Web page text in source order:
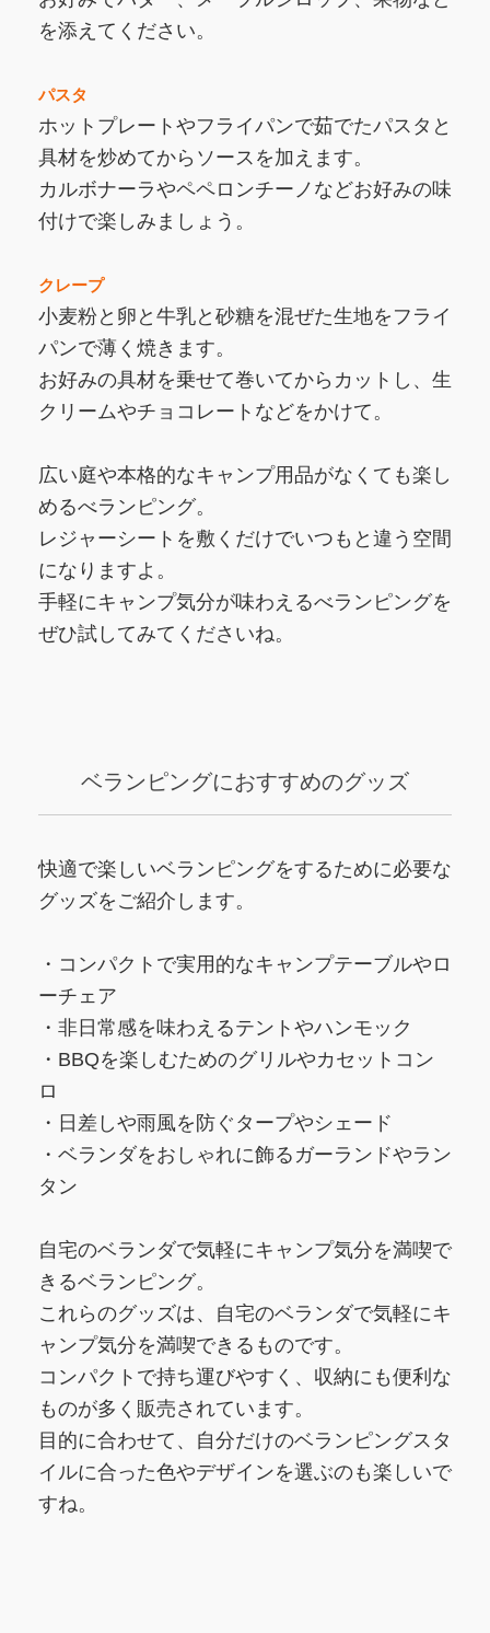
を添えてください。
パスタ
ホットプレートやフライパンで茹でたパスタと
具材を炒めてからソースを加えます。
カルボナーラやペペロンチーノなどお好みの味
付けで楽しみましょう。
クレープ
小麦粉と卵と牛乳と砂糖を混ぜた生地をフライ
パンで薄く焼きます。
お好みの具材を乗せて巻いてからカットし、生
クリームやチョコレートなどをかけて。
広い庭や本格的なキャンプ用品がなくても楽し
めるべランピング。
レジャーシートを敷くだけでいつもと違う空間
になりますよ。
手軽にキャンプ気分が味わえるべランピングを
ぜひ試してみてくださいね。
ベランピングにおすすめのグッズ
快適で楽しいベランピングをするために必要な
グッズをご紹介します。
・コンパクトで実用的なキャンプテーブルやロ
ーチェア
・非日常感を味わえるテントやハンモック
・BBQを楽しむためのグリルやカセットコン
ロ
・日差しや雨風を防ぐタープやシェード
・ベランダをおしゃれに飾るガーランドやラン
タン
自宅のベランダで気軽にキャンプ気分を満喫で
きるベランピング。
これらのグッズは、自宅のベランダで気軽にキ
ャンプ気分を満喫できるものです。
コンパクトで持ち運びやすく、収納にも便利な
ものが多く販売されています。
目的に合わせて、自分だけのベランピングスタ
イルに合った色やデザインを選ぶのも楽しいで
すね。